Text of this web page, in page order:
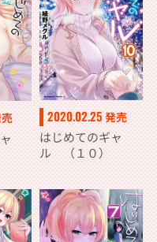
2020.02.25 発売
はじめてのギャ
ル （１０）